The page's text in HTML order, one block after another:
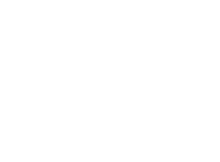
亮黑銀夾14K 金筆咀墨水筆 數量